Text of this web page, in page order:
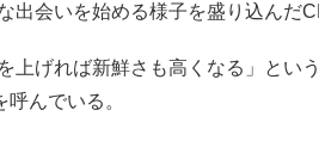
出会いを始める様子を盛り込んだ
上げれば新鮮さも高くなる」とい
んでいる。